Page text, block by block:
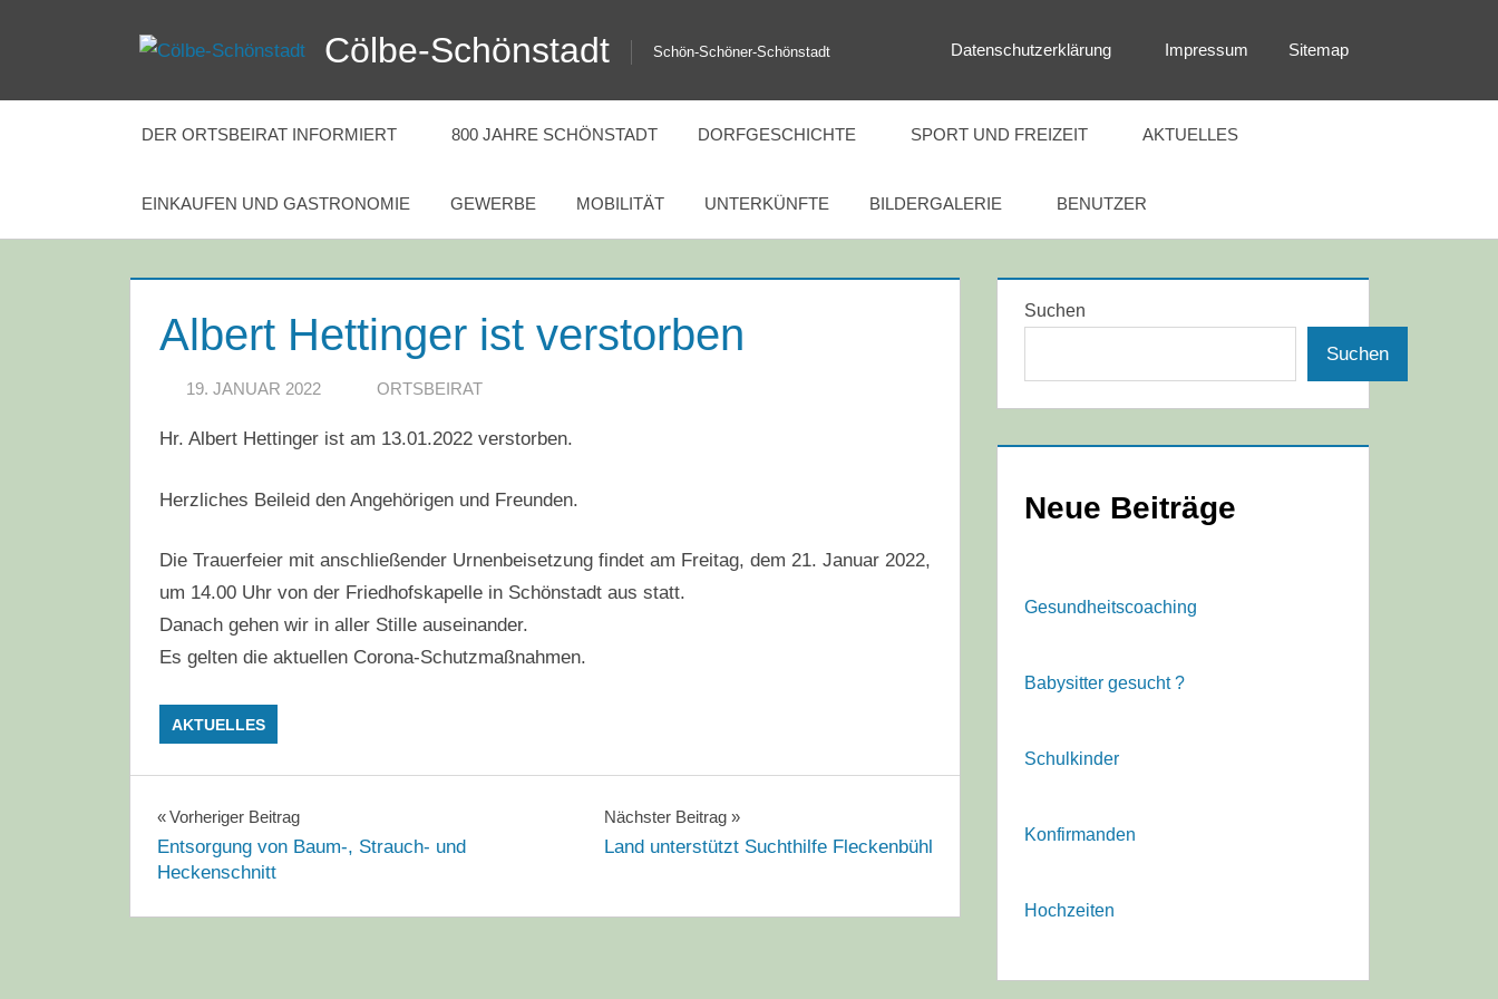
Cölbe-Schönstadt Schön-Schöner-Schönstadt Datenschutzerklärung Impressum Sitemap
DER ORTSBEIRAT INFORMIERT 800 JAHRE SCHÖNSTADT DORFGESCHICHTE SPORT UND FREIZEIT AKTUELLES
EINKAUFEN UND GASTRONOMIE GEWERBE MOBILITÄT UNTERKÜNFTE BILDERGALERIE BENUTZER
Albert Hettinger ist verstorben
19. JANUAR 2022 ORTSBEIRAT
Hr. Albert Hettinger ist am 13.01.2022 verstorben.
Herzliches Beileid den Angehörigen und Freunden.
Die Trauerfeier mit anschließender Urnenbeisetzung findet am Freitag, dem 21. Januar 2022,
um 14.00 Uhr von der Friedhofskapelle in Schönstadt aus statt.
Danach gehen wir in aller Stille auseinander.
Es gelten die aktuellen Corona-Schutzmaßnahmen.
AKTUELLES
Beitragsnavigation
Vorheriger Beitrag
Entsorgung von Baum-, Strauch- und
Heckenschnitt
Nächster Beitrag
Land unterstützt Suchthilfe Fleckenbühl
Suchen
Suchen
Neue Beiträge
Gesundheitscoaching
Babysitter gesucht ?
Schulkinder
Konfirmanden
Hochzeiten